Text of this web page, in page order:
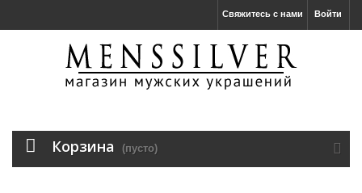
Войти
Свяжитесь с нами
Корзина (пусто)